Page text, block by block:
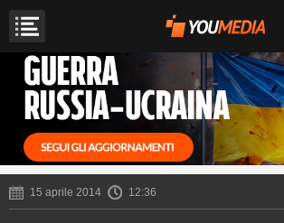
15 aprile 2014 12:36